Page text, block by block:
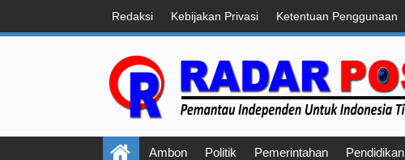
Redaksi Kebijakan Privasi Ketentuan Penggunaan
Ambon Politik Pemerintahan Pendidikan